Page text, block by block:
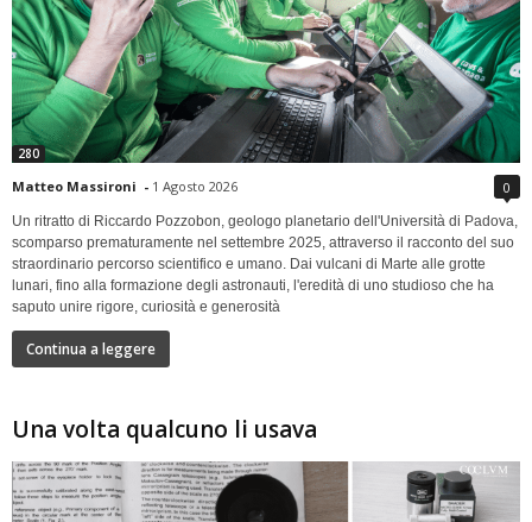
280
Matteo Massironi - 1 Agosto 2026 0
Un ritratto di Riccardo Pozzobon, geologo planetario dell'Università di Padova,
scomparso prematuramente nel settembre 2025, attraverso il racconto del suo
straordinario percorso scientifico e umano. Dai vulcani di Marte alle grotte
lunari, fino alla formazione degli astronauti, l'eredità di uno studioso che ha
saputo unire rigore, curiosità e generosità
Continua a leggere
Una volta qualcuno li usava